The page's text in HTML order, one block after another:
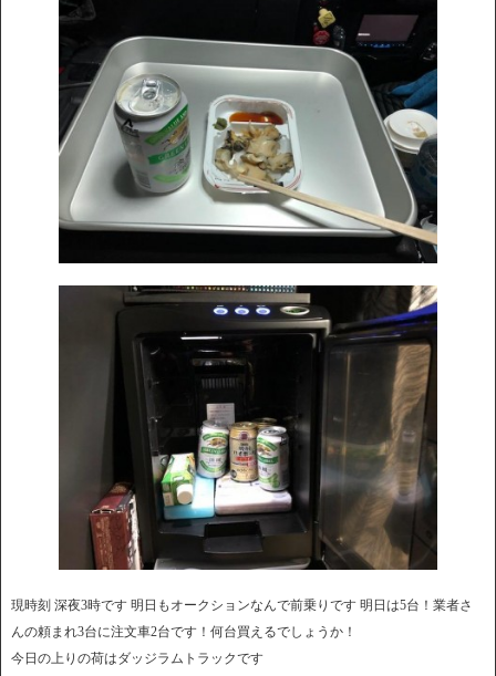
現時刻 深夜3時です 明日もオークションなんで前乗りです 明日は5台！業者さ
んの頼まれ3台に注文車2台です！何台買えるでしょうか！
今日の上りの荷はダッジラムトラックです